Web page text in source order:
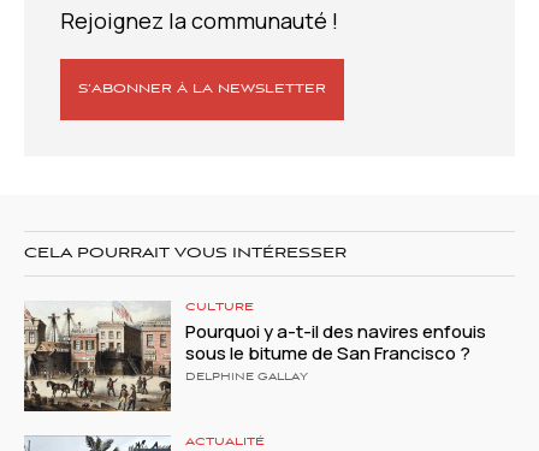
Rejoignez la communauté !
S’ABONNER À LA NEWSLETTER
CELA POURRAIT VOUS INTÉRESSER
CULTURE
Pourquoi y a-t-il des navires enfouis
sous le bitume de San Francisco ?
DELPHINE GALLAY
ACTUALITÉ